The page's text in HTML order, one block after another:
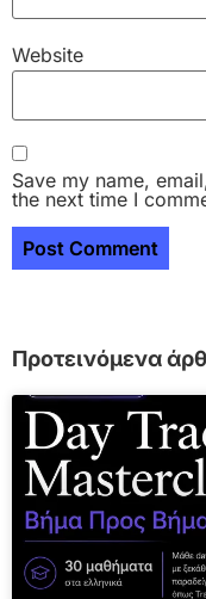
Website
Save my name,
the next time I
Προτεινόμενα